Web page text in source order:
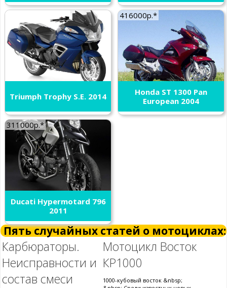
Triumph Trophy S.E. 2014
416000р.*
Honda ST 1300 Pan
European 2004
311000р.*
Ducati Hypermotard 796
2011
Пять случайных статей о мотоциклах:
Карбюраторы.
Неисправности и
состав смеси
Мотоцикл Восток
КР1000
1000-кубовый восток &nbsp;